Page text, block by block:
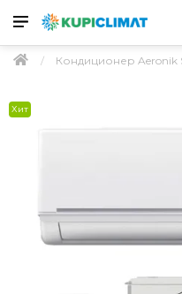
Кондиционер Aeronik
Хит